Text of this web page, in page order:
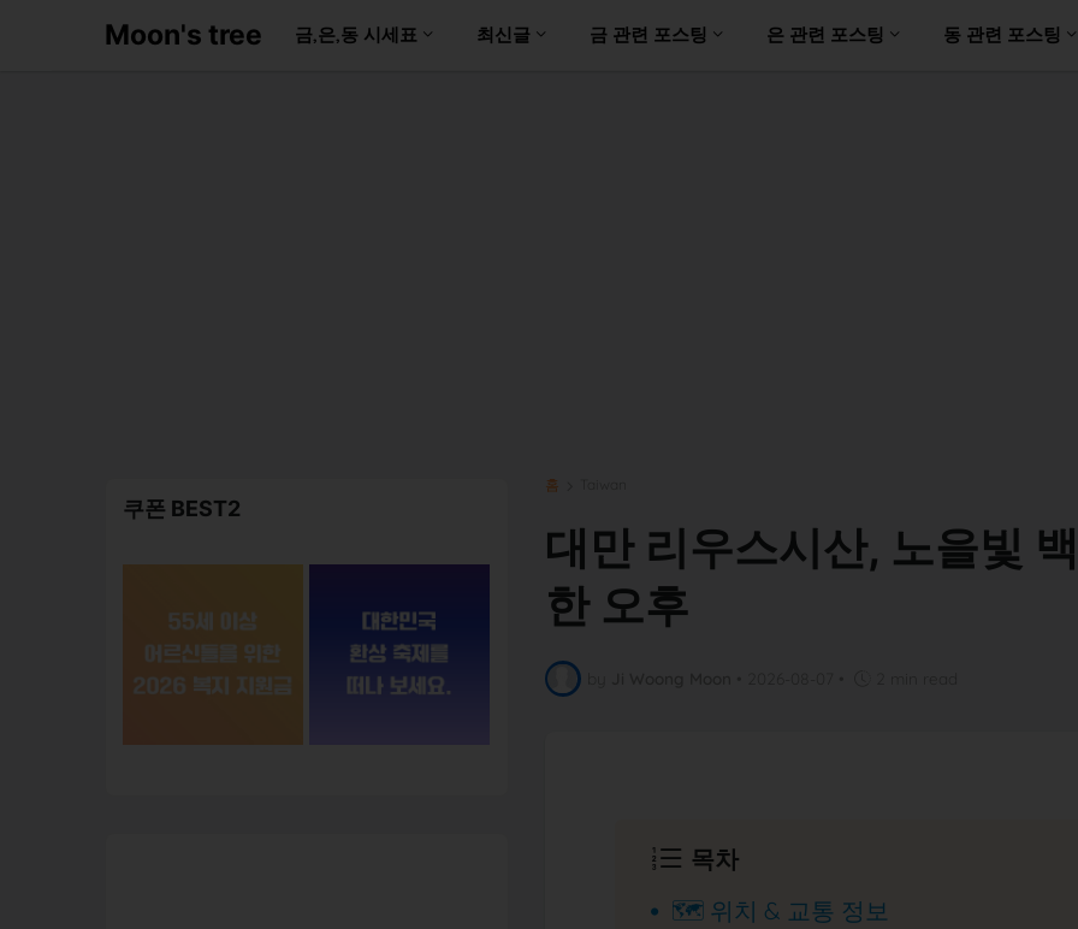
Moon's tree 금,은,동 시세표 최신글 금 관련 포스팅 은 관련 포스팅 동 관련 포스팅
홈
대만 리우스시산, 노을빛
한 오후
목차
🗺️ 위치 & 교통 정보
쿠폰 BEST2